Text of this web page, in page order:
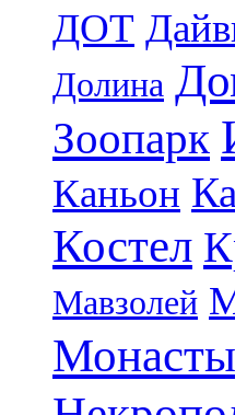
ДОТ
Долина
Зоопарк
Каньон
Костел
Мавзолей